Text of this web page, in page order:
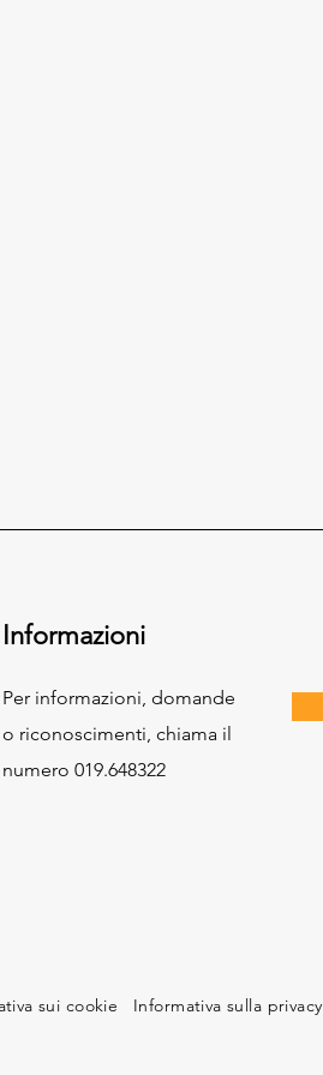
Informazioni
Per informazioni, domande
o riconoscimenti, chiama il
numero 019.648322
sui cookie Informativa sulla privacy